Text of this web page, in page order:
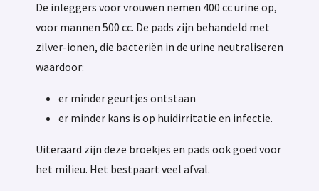
De inleggers voor vrouwen nemen 400 cc urine op,
voor mannen 500 cc. De pads zijn behandeld met
zilver-ionen, die bacteriën in de urine neutraliseren
waardoor:
er minder geurtjes ontstaan
er minder kans is op huidirritatie en infectie.
Uiteraard zijn deze broekjes en pads ook goed voor
het milieu. Het bestpaart veel afval.